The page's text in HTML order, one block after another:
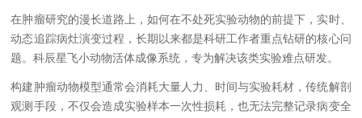
在肿瘤研究的漫长道路上，如何在不处死实验动物的前提下，实时、
动态追踪病灶演变过程，长期以来都是科研工作者重点钻研的核心问
题。科辰星飞小动物活体成像系统，专为解决该类实验难点研发。
构建肿瘤动物模型通常会消耗大量人力、时间与实验耗材，传统解剖
观测手段，不仅会造成实验样本一次性损耗，也无法完整记录病变全